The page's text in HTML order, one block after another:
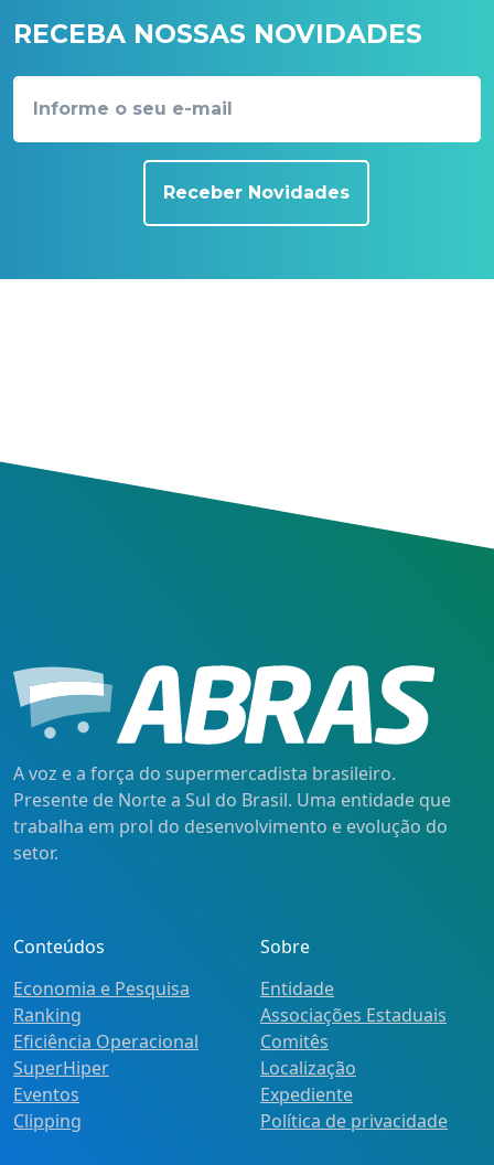
RECEBA NOSSAS NOVIDADES
Receber Novidades
A voz e a força do supermercadista brasileiro.
Presente de Norte a Sul do Brasil. Uma entidade que
trabalha em prol do desenvolvimento e evolução do
setor.
Conteúdos
Economia e Pesquisa
Ranking
Eficiência Operacional
SuperHiper
Eventos
Clipping
Sobre
Entidade
Associações Estaduais
Comitês
Localização
Expediente
Política de privacidade